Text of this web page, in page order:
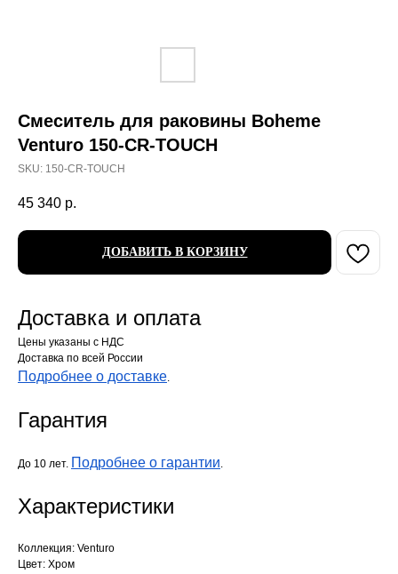
Смеситель для раковины Boheme
Venturo 150-CR-TOUCH
SKU: 150-CR-TOUCH
45 340 р.
ДОБАВИТЬ В КОРЗИНУ
Доставка и оплата
Цены указаны с НДС
Доставка по всей России
Подробнее о доставке.
Гарантия
До 10 лет. Подробнее о гарантии.
Характеристики
Коллекция: Venturo
Цвет: Хром